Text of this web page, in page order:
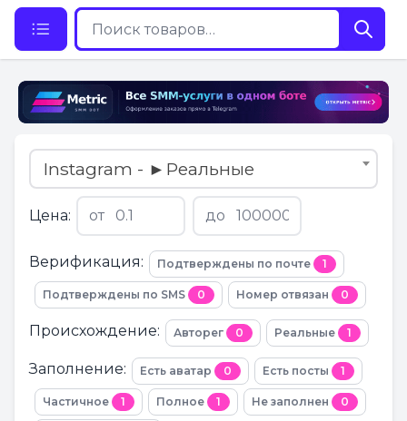
Instagram - ►Реальные
Цена: от до
Верификация: Подтверждены по почте 1
Подтверждены по SMS 0 Номер отвязан 0
Происхождение: Авторег 0 Реальные 1
Заполнение: Есть аватар 0 Есть посты 1
Частичное 1 Полное 1 Не заполнен 0